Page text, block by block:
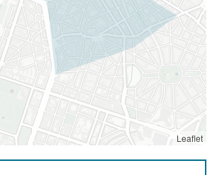
Leaflet